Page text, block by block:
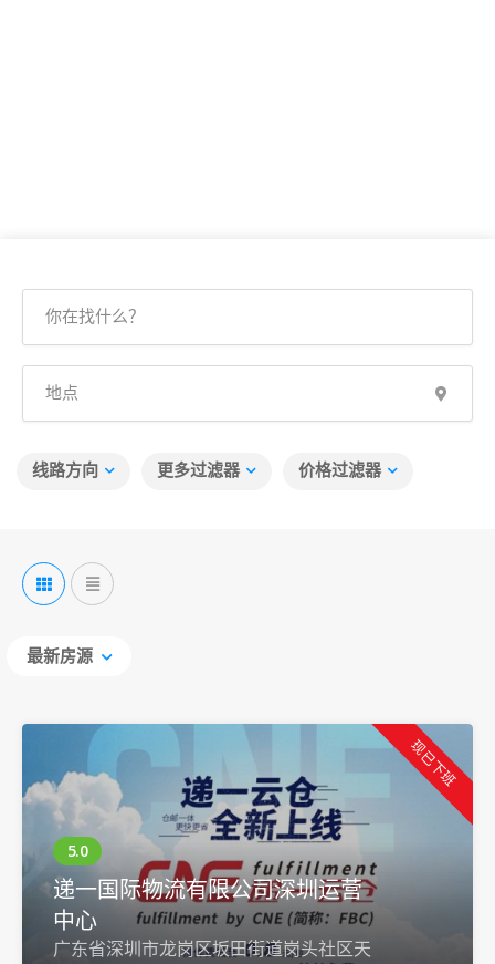
线路方向 更多过滤器 价格过滤器
最新房源
现已下班
递一国际物流有限公司深圳运营
中心
广东省深圳市龙岗区坂田街道岗头社区天